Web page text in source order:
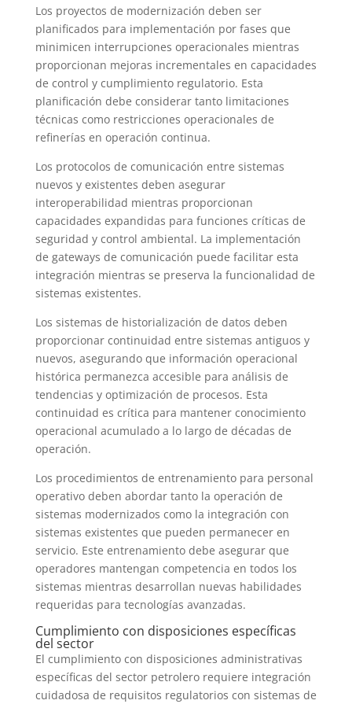
Los proyectos de modernización deben ser
planificados para implementación por fases que
minimicen interrupciones operacionales mientras
proporcionan mejoras incrementales en capacidades
de control y cumplimiento regulatorio. Esta
planificación debe considerar tanto limitaciones
técnicas como restricciones operacionales de
refinerías en operación continua.
Los protocolos de comunicación entre sistemas
nuevos y existentes deben asegurar
interoperabilidad mientras proporcionan
capacidades expandidas para funciones críticas de
seguridad y control ambiental. La implementación
de gateways de comunicación puede facilitar esta
integración mientras se preserva la funcionalidad de
sistemas existentes.
Los sistemas de historialización de datos deben
proporcionar continuidad entre sistemas antiguos y
nuevos, asegurando que información operacional
histórica permanezca accesible para análisis de
tendencias y optimización de procesos. Esta
continuidad es crítica para mantener conocimiento
operacional acumulado a lo largo de décadas de
operación.
Los procedimientos de entrenamiento para personal
operativo deben abordar tanto la operación de
sistemas modernizados como la integración con
sistemas existentes que pueden permanecer en
servicio. Este entrenamiento debe asegurar que
operadores mantengan competencia en todos los
sistemas mientras desarrollan nuevas habilidades
requeridas para tecnologías avanzadas.
Cumplimiento con disposiciones específicas
del sector
El cumplimiento con disposiciones administrativas
específicas del sector petrolero requiere integración
cuidadosa de requisitos regulatorios con sistemas de